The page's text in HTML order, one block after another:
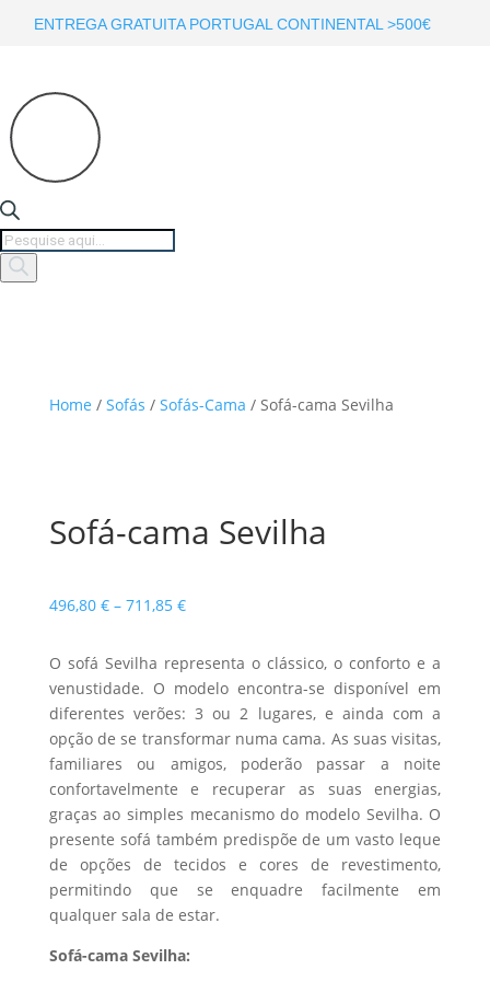
ENTREGA GRATUITA PORTUGAL CONTINENTAL >500€
Products
search
Home / Sofás / Sofás-Cama / Sofá-cama Sevilha
Sofá-cama Sevilha
496,80 € – 711,85 €Price
496,80 €
through
711,85 €
O sofá Sevilha representa o clássico, o conforto e a
venustidade. O modelo encontra-se disponível em
diferentes verões: 3 ou 2 lugares, e ainda com a
opção de se transformar numa cama. As suas visitas,
familiares ou amigos, poderão passar a noite
confortavelmente e recuperar as suas energias,
graças ao simples mecanismo do modelo Sevilha. O
presente sofá também predispõe de um vasto leque
de opções de tecidos e cores de revestimento,
permitindo que se enquadre facilmente em
qualquer sala de estar.
Sofá-cama Sevilha: